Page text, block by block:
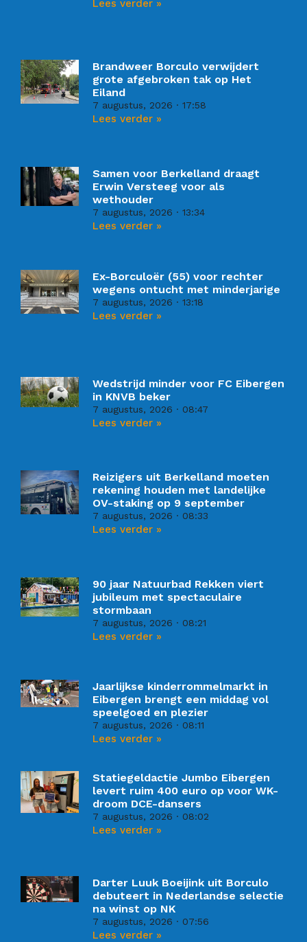
Lees verder »
Brandweer Borculo verwijdert
grote afgebroken tak op Het
Eiland
7 augustus, 2026 17:58
Lees verder »
Samen voor Berkelland draagt
Erwin Versteeg voor als
wethouder
7 augustus, 2026 13:34
Lees verder »
Ex-Borculoër (55) voor rechter
wegens ontucht met minderjarige
7 augustus, 2026 13:18
Lees verder »
Wedstrijd minder voor FC Eibergen
in KNVB beker
7 augustus, 2026 08:47
Lees verder »
Reizigers uit Berkelland moeten
rekening houden met landelijke
OV-staking op 9 september
7 augustus, 2026 08:33
Lees verder »
90 jaar Natuurbad Rekken viert
jubileum met spectaculaire
stormbaan
7 augustus, 2026 08:21
Lees verder »
Jaarlijkse kinderrommelmarkt in
Eibergen brengt een middag vol
speelgoed en plezier
7 augustus, 2026 08:11
Lees verder »
Statiegeldactie Jumbo Eibergen
levert ruim 400 euro op voor WK-
droom DCE-dansers
7 augustus, 2026 08:02
Lees verder »
Darter Luuk Boeijink uit Borculo
debuteert in Nederlandse selectie
na winst op NK
7 augustus, 2026 07:56
Lees verder »